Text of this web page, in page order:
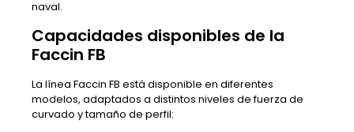
naval.
Capacidades disponibles de la
Faccin FB
La línea Faccin FB está disponible en diferentes
modelos, adaptados a distintos niveles de fuerza de
curvado y tamaño de perfil: